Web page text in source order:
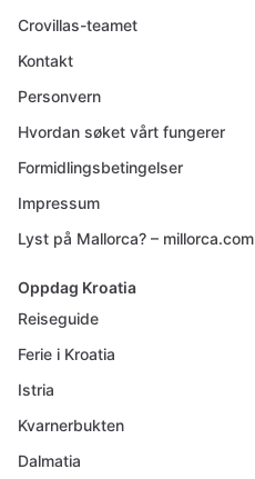
Crovillas-teamet
Kontakt
Personvern
Hvordan søket vårt fungerer
Formidlingsbetingelser
Impressum
Lyst på Mallorca? – millorca.com
Oppdag Kroatia
Reiseguide
Ferie i Kroatia
Istria
Kvarnerbukten
Dalmatia